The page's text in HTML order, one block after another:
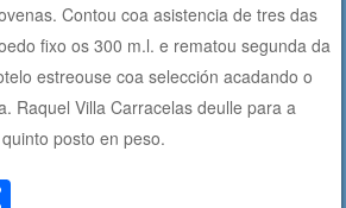
Contou coa asistencia de tres das
fixo os 300 m.l. e rematou segunda da
estreouse coa selección acadando o
Raquel Villa Carracelas deulle para a
posto en peso.